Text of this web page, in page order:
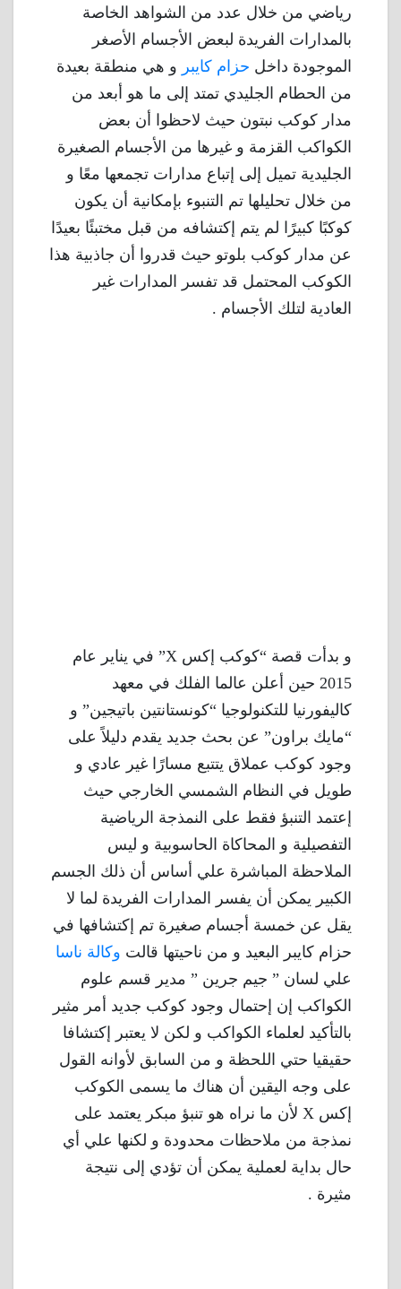
رياضي من خلال عدد من الشواهد الخاصة
بالمدارات الفريدة لبعض الأجسام الأصغر
الموجودة داخل حزام كايبر و هي منطقة بعيدة
من الحطام الجليدي تمتد إلى ما هو أبعد من
مدار كوكب نبتون حيث لاحظوا أن بعض
الكواكب القزمة و غيرها من الأجسام الصغيرة
الجليدية تميل إلى إتباع مدارات تجمعها معًا و
من خلال تحليلها تم التنبوء بإمكانية أن يكون
كوكبًا كبيرًا لم يتم إكتشافه من قبل مختبئًا بعيدًا
عن مدار كوكب بلوتو حيث قدروا أن جاذبية هذا
الكوكب المحتمل قد تفسر المدارات غير
العادية لتلك الأجسام .
و بدأت قصة “كوكب إكس X” في يناير عام
2015 حين أعلن عالما الفلك في معهد
كاليفورنيا للتكنولوجيا “كونستانتين باتيجين” و
“مايك براون” عن بحث جديد يقدم دليلاً على
وجود كوكب عملاق يتتبع مسارًا غير عادي و
طويل في النظام الشمسي الخارجي حيث
إعتمد التنبؤ فقط على النمذجة الرياضية
التفصيلية و المحاكاة الحاسوبية و ليس
الملاحظة المباشرة علي أساس أن ذلك الجسم
الكبير يمكن أن يفسر المدارات الفريدة لما لا
يقل عن خمسة أجسام صغيرة تم إكتشافها في
حزام كايبر البعيد و من ناحيتها قالت وكالة ناسا
علي لسان ” جيم جرين ” مدير قسم علوم
الكواكب إن إحتمال وجود كوكب جديد أمر مثير
بالتأكيد لعلماء الكواكب و لكن لا يعتبر إكتشافا
حقيقيا حتي اللحظة و من السابق لأوانه القول
على وجه اليقين أن هناك ما يسمى الكوكب
إكس X لأن ما نراه هو تنبؤ مبكر يعتمد على
نمذجة من ملاحظات محدودة و لكنها علي أي
حال بداية لعملية يمكن أن تؤدي إلى نتيجة
مثيرة .